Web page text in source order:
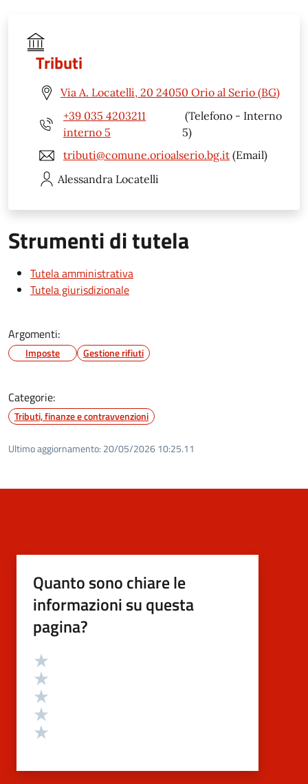
Tributi
Via A. Locatelli, 20 24050 Orio al Serio (BG)
+39 035 4203211
interno 5
(Telefono - Interno
5)
tributi@comune.orioalserio.bg.it (Email)
Alessandra Locatelli
Strumenti di tutela
Tutela amministrativa
Tutela giurisdizionale
Argomenti:
Imposte Gestione rifiuti
Categorie:
Tributi, finanze e contravvenzioni
Ultimo aggiornamento: 20/05/2026 10:25.11
Quanto sono chiare le
informazioni su questa
pagina?
Valutazione